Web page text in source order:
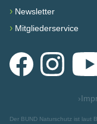
› Newsletter
› Mitgliederservice
FacebookInstagram
›
Der BUND Naturschutz ist laut